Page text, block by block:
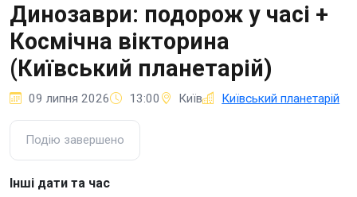
Динозаври: подорож у часі +
Космічна вікторина
(Київський планетарій)
09 липня 2026 13:00 Київ Київський планетарій
Подію завершено
Інші дати та час